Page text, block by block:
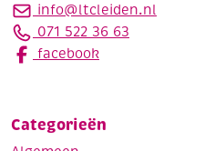
info@ltcleiden.nl
071 522 36 63
facebook
Categorieën